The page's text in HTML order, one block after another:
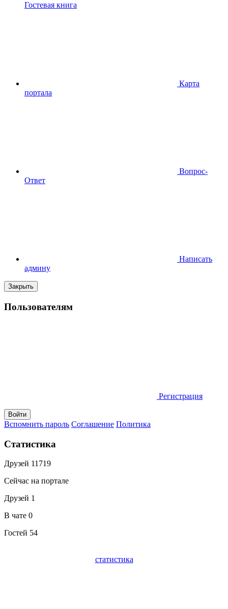
Гостевая книга
Карта
портала
Вопрос-
Ответ
Написать
админу
Закрыть
Пользователям
Регистрация
Вспомнить пароль Соглашение Политика
Статистика
Друзей 11719
Сейчас на портале
Друзей 1
В чате 0
Гостей 54
статистика